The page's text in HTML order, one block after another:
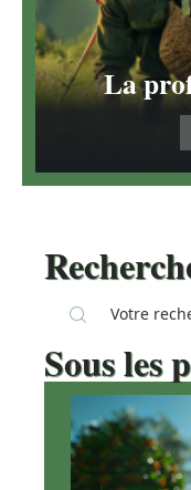
La
Sous les